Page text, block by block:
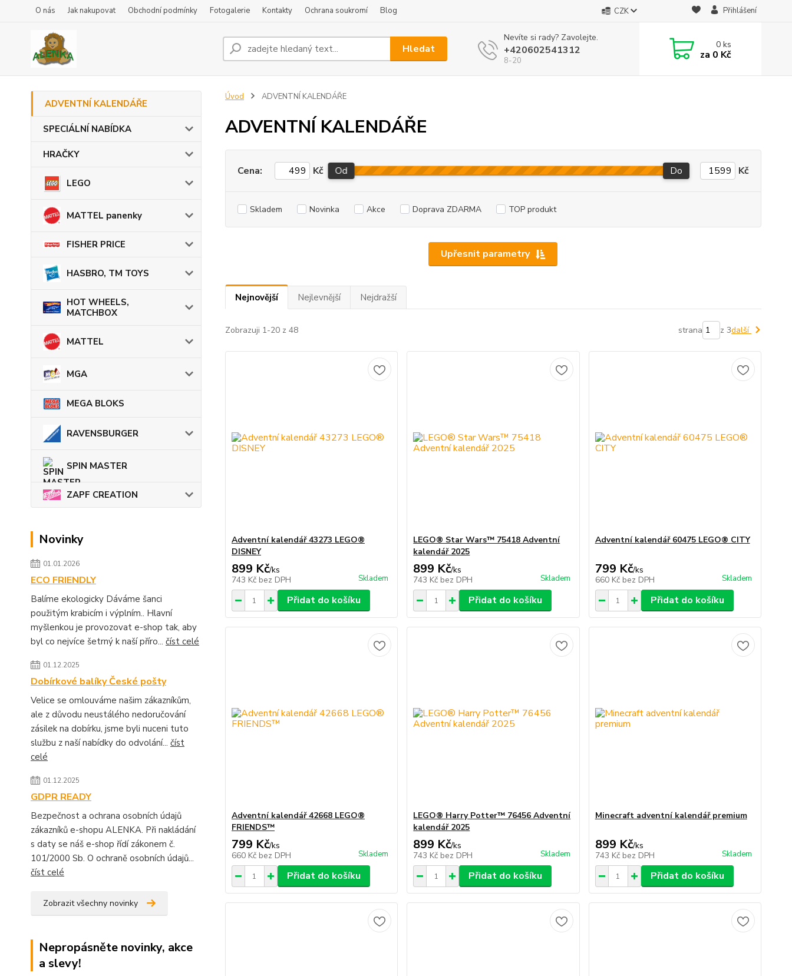
O nás Jak nakupovat Obchodní podmínky Fotogalerie Kontakty Ochrana soukromí Blog CZK Přihlášení
Hledat
Nevíte si rady? Zavolejte.
+420602541312
8-20
0ks
za 0 Kč
ADVENTNÍ KALENDÁŘE
SPECIÁLNÍ NABÍDKA
HRAČKY
LEGO
MATTEL panenky
FISHER PRICE
HASBRO, TM TOYS
HOT WHEELS,
MATCHBOX
MATTEL
MGA
MEGA BLOKS
RAVENSBURGER
SPIN MASTER
ZAPF CREATION
Novinky
01.01.2026
ECO FRIENDLY
Balíme ekologicky Dáváme šanci
použitým krabicím i výplním.. Hlavní
myšlenkou je provozovat e-shop tak, aby
byl co nejvíce šetrný k naší příro... číst celé
01.12.2025
Dobírkové balíky České pošty
Velice se omlouváme našim zákazníkům,
ale z důvodu neustálého nedoručování
zásilek na dobírku, jsme byli nuceni tuto
službu z naší nabídky do odvolání... číst
celé
01.12.2025
GDPR READY
Bezpečnost a ochrana osobních údajů
zákazníků e-shopu ALENKA. Při nakládání
s daty se náš e-shop řídí zákonem č.
101/2000 Sb. O ochraně osobních údajů...
číst celé
Zobrazit všechny novinky
Nepropásněte novinky, akce
a slevy!
Úvod ADVENTNÍ KALENDÁŘE
ADVENTNÍ KALENDÁŘE
Upřesnit parametry
Cena: Kč Od Do Kč
Skladem Novinka Akce Doprava ZDARMA TOP produkt
Nejnovější Nejlevnější Nejdražší
Zobrazuji 1-20 z 48 strana z 3další
Adventní kalendář 43273 LEGO®
DISNEY
899 Kč/ks
743 Kč bez DPH Skladem
Přidat do košíku
LEGO® Star Wars™ 75418 Adventní
kalendář 2025
899 Kč/ks
743 Kč bez DPH Skladem
Přidat do košíku
Adventní kalendář 60475 LEGO® CITY
799 Kč/ks
660 Kč bez DPH Skladem
Přidat do košíku
Adventní kalendář 42668 LEGO®
FRIENDS™
799 Kč/ks
660 Kč bez DPH Skladem
Přidat do košíku
LEGO® Harry Potter™ 76456 Adventní
kalendář 2025
899 Kč/ks
743 Kč bez DPH Skladem
Přidat do košíku
Minecraft adventní kalendář premium
899 Kč/ks
743 Kč bez DPH Skladem
Přidat do košíku